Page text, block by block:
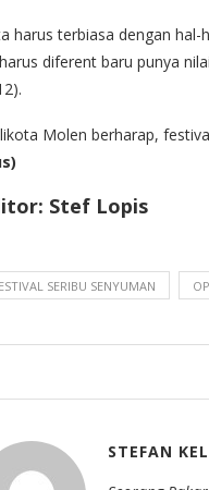
harus terbiasa dengan
diferent baru punya
Molen berharap,
Stef Lopis
SERIBU SENYUMAN
STEFAN